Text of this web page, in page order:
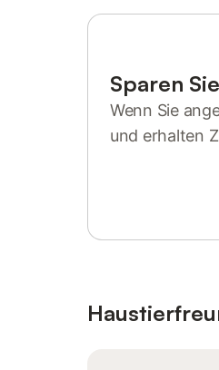
Sparen
Wenn Sie
und erhalten